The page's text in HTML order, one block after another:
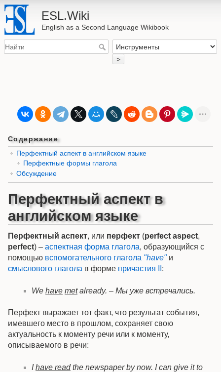
ESL.Wiki
English as a Second Language Wikibook
>
Содержание
Перфектный аспект в английском языке
Перфектные формы глагола
Обсуждение
Перфектный аспект в
английском языке
Перфектный аспект, или перфект (perfect aspect,
perfect) – аспектная форма глагола, образующийся с
помощью вспомогательного глагола "have"и
смыслового глагола в форме причастия II :
We have metalready. – Мы уже встречались.
Перфект выражает тот факт, что результат события,
имевшего место в прошлом, сохраняет свою
актуальность к моменту речи или к моменту,
описываемого в речи:
Ihave readthe newspaper by now. I can give it to